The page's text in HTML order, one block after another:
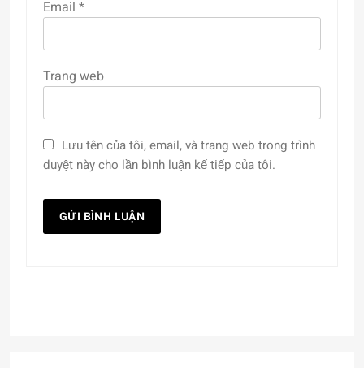
Email *
Trang web
Lưu tên của tôi, email, và trang web trong trình
duyệt này cho lần bình luận kế tiếp của tôi.